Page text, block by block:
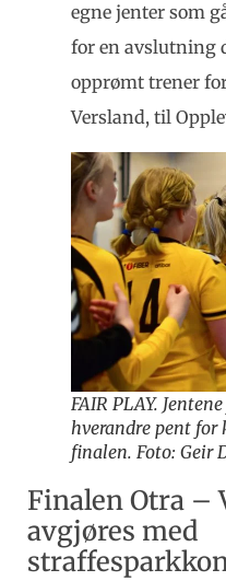
egne jenter som
for en avslutning
opprømt trener
Versland, til
FAIR PLAY.
hverandre pent for
finalen. Foto: Geir
Finalen Otra –
avgjøres med